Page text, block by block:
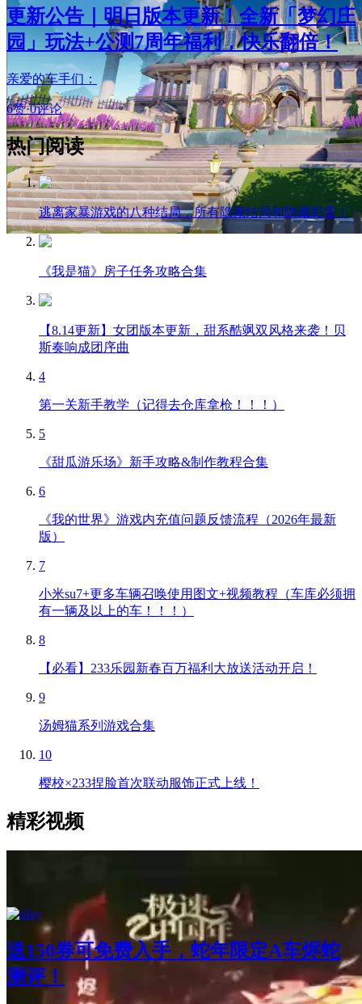
更新公告｜明日版本更新！全新「梦幻庄
园」玩法+公测7周年福利，快乐翻倍！
亲爱的车手们：
6赞·0评论
热门阅读
逃离家暴游戏的八种结局，所有隐藏结局和隐藏彩蛋！
《我是猫》房子任务攻略合集
【8.14更新】女团版本更新，甜系酷飒双风格来袭！贝
斯奏响成团序曲
4
第一关新手教学（记得去仓库拿枪！！！）
5
《甜瓜游乐场》新手攻略&制作教程合集
6
《我的世界》游戏内充值问题反馈流程（2026年最新
版）
7
小米su7+更多车辆召唤使用图文+视频教程（车库必须拥
有一辆及以上的车！！！）
8
【必看】233乐园新春百万福利大放送活动开启！
9
汤姆猫系列游戏合集
10
樱校×233捏脸首次联动服饰正式上线！
精彩视频
送150券可免费入手，蛇年限定A车烬蛇
测评！